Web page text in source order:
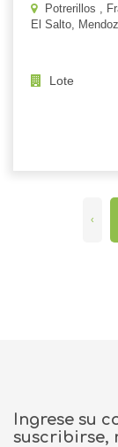
Potrerillos ,
El Salto,
Lote
‹
Ingrese su
suscribirse,